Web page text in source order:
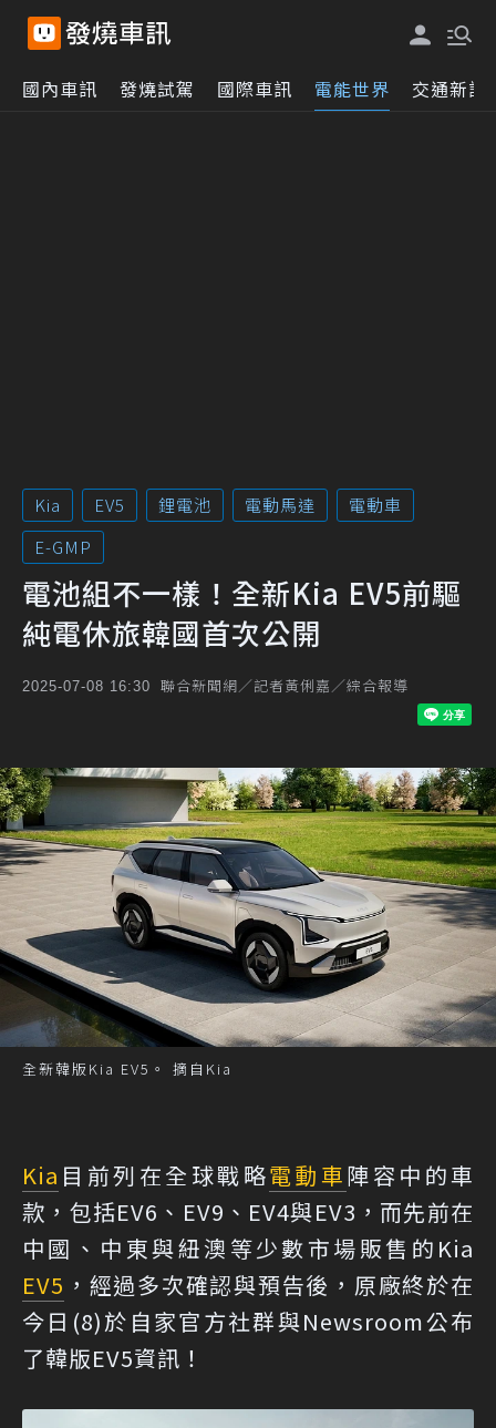
國內車訊 發燒試駕 國際車訊 電能世界 交通新訊
Kia EV5 鋰電池 電動馬達
電動車
E-GMP
電池組不一樣！全新Kia EV5前驅
純電休旅韓國首次公開
2025-07-08 16:30 聯合新聞網／記者黃俐嘉／綜合報導
全新韓版Kia EV5。 摘自Kia
Kia 目前列在全球戰略電動車陣容中的車
款，包括EV6、EV9、EV4與EV3，而先前在
中國、中東與紐澳等少數市場販售的Kia
EV5 ，經過多次確認與預告後，原廠終於在
今日(8)於自家官方社群與Newsroom公布
了韓版EV5資訊！